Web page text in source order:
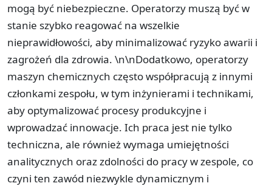
mogą być niebezpieczne. Operatorzy muszą być w
stanie szybko reagować na wszelkie
nieprawidłowości, aby minimalizować ryzyko awarii i
zagrożeń dla zdrowia. \n\nDodatkowo, operatorzy
maszyn chemicznych często współpracują z innymi
członkami zespołu, w tym inżynierami i technikami,
aby optymalizować procesy produkcyjne i
wprowadzać innowacje. Ich praca jest nie tylko
techniczna, ale również wymaga umiejętności
analitycznych oraz zdolności do pracy w zespole, co
czyni ten zawód niezwykle dynamicznym i